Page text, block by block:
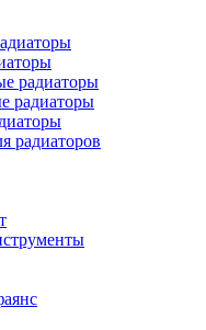
радиаторы
радиаторы
радиаторов